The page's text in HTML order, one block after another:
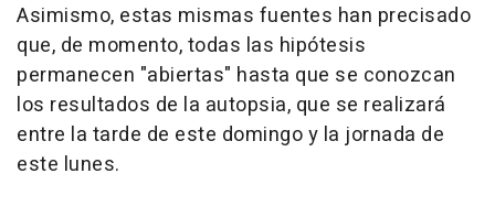
Asimismo, estas mismas fuentes han precisado
que, de momento, todas las hipótesis
permanecen "abiertas" hasta que se conozcan
los resultados de la autopsia, que se realizará
entre la tarde de este domingo y la jornada de
este lunes.